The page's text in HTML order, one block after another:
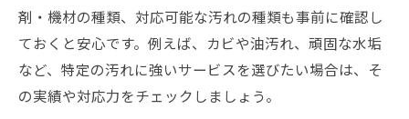
剤・機材の種類、対応可能な汚れの種類も事前に確認し
ておくと安心です。例えば、カビや油汚れ、頑固な水垢
など、特定の汚れに強いサービスを選びたい場合は、そ
の実績や対応力をチェックしましょう。